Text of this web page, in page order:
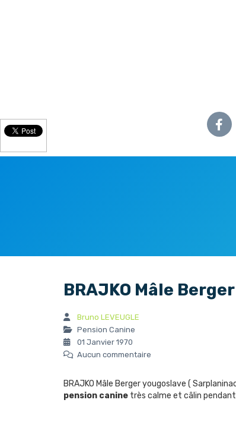
BRAJKO Mâle
Bruno LEVEUGLE
Pension Canine
01 Janvier 1970
Aucun commentaire
BRAJKO Mâle Berger yougoslave (
pension canine très calme et câlin